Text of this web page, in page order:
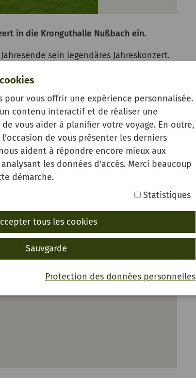
pour vous offrir une expérience personnalisée.
contenu interactif et de réaliser une
vous aider à planifier votre voyage. En outre,
de vous présenter les derniers
aident à répondre encore mieux aux
les données d'accès. Merci beaucoup
démarche.
Statistiques
tous les cookies
Sauvgarde
Protection des données personnelles
in die Kronguthalle Nußbach ein.
sein legendäres Jahreskonzert.
von Sinfonischer Blasmusik über
Ihren Besuch.